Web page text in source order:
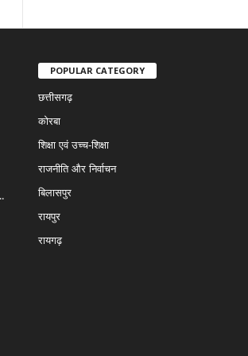
POPULAR CATEGORY
छत्तीसगढ़
कोरबा
शिक्षा एवं उच्च-शिक्षा
राजनीति और निर्वाचन
बिलासपुर
रायपुर
रायगढ़